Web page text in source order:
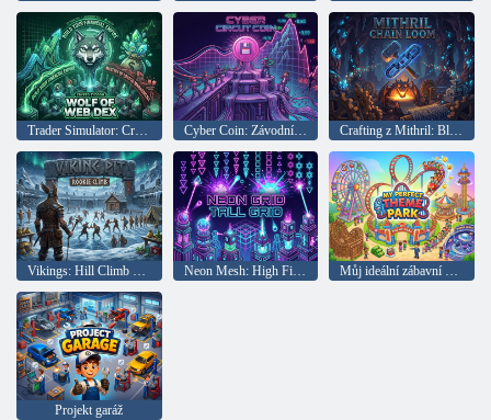
Trader Simulator: Cryptocurrency Wolf Cyber Coin: Závodní dráha Crafting z Mithril: Blacksmith Simulator
Vikings: Hill Climb Simulator Neon Mesh: High Field Můj ideální zábavní park
Projekt garáž